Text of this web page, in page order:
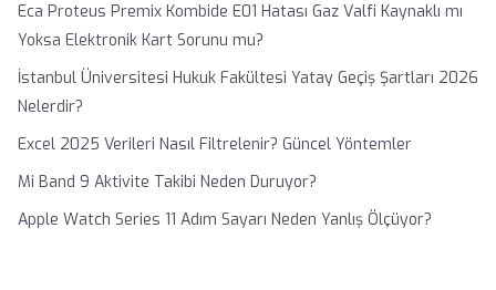
Eca Proteus Premix Kombide E01 Hatası Gaz Valfi Kaynaklı mı
Yoksa Elektronik Kart Sorunu mu?
İstanbul Üniversitesi Hukuk Fakültesi Yatay Geçiş Şartları 2026
Nelerdir?
Excel 2025 Verileri Nasıl Filtrelenir? Güncel Yöntemler
Mi Band 9 Aktivite Takibi Neden Duruyor?
Apple Watch Series 11 Adım Sayarı Neden Yanlış Ölçüyor?